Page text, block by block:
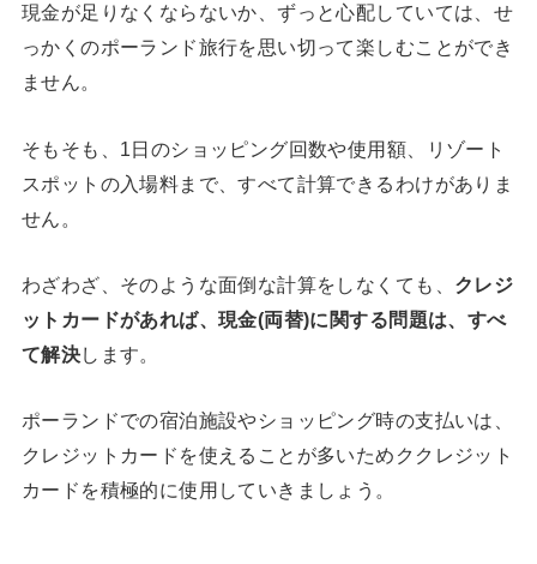
現金が足りなくならないか、ずっと心配していては、せ
っかくのポーランド旅行を思い切って楽しむことができ
ません。
そもそも、1日のショッピング回数や使用額、リゾート
スポットの入場料まで、すべて計算できるわけがありま
せん。
わざわざ、そのような面倒な計算をしなくても、 クレジ
ットカードがあれば、現金(両替)に関する問題は、すべ
て解決します。
ポーランドでの宿泊施設やショッピング時の支払いは、
クレジットカードを使えることが多いためククレジット
カードを積極的に使用していきましょう。